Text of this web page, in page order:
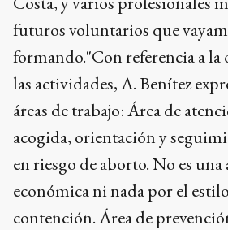
futuros voluntarios que
formando."Con referencia a la
las actividades, A. Benítez
áreas de trabajo: Área de
acogida, orientación y
en riesgo de aborto. No es
económica ni nada por el
contención. Área de